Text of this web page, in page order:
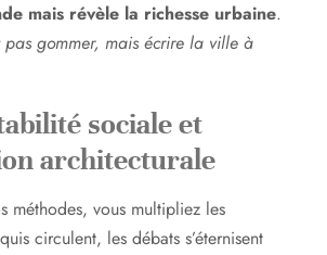
mais révèle la richesse urbaine.
pas gommer, mais écrire la ville à
sociale et
architecturale
méthodes, vous multipliez les
circulent, les débats s’éternisent